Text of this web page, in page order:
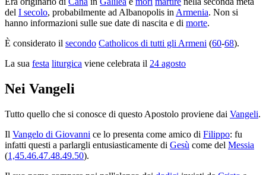
del I secolo, probabilmente ad Albanopolis in Armenia. Non si
hanno informazioni sulle sue date di nascita e di morte.
È considerato il secondo Catholicos di tutti gli Armeni (60-68).
La sua festa liturgica viene celebrata il 24 agosto
Nei Vangeli
Tutto quello che si conosce di questo Apostolo proviene dai Vangeli.
Il Vangelo di Giovanni ce lo presenta come amico di Filippo: fu
infatti questi a parlargli entusiasticamente di Gesù come del Messia
(1,45.46.47.48.49.50).